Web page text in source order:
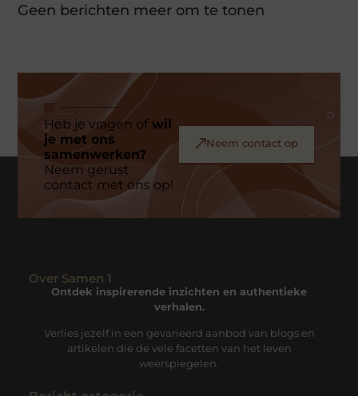
Geen berichten meer om te tonen
Heb je vragen ofwil
je met ons
samenwerken?
Neem gerust
contact met ons op!
Neem contact op
Over Samen 1
Ontdek inspirerende inzichten en authentieke
verhalen.
Verlies jezelf in een gevarieerd aanbod van blogs en
artikelen die de vele facetten van het leven
weerspiegelen.